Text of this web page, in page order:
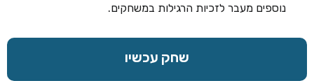
נוספים מעבר לזכיות הרגילות במשחקים.
שחק עכשיו